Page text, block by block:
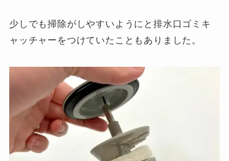
少しでも掃除がしやすいようにと排水口ゴミキ
ャッチャーをつけていたこともありました。